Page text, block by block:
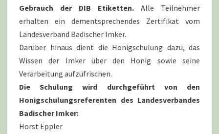
Gebrauch der DIB Etiketten. Alle Teilnehmer
erhalten ein dementsprechendes Zertifikat vom
Landesverband Badischer Imker.
Darüber hinaus dient die Honigschulung dazu, das
Wissen der Imker über den Honig sowie seine
Verarbeitung aufzufrischen.
Die Schulung wird durchgeführt von den
Honigschulungsreferenten des Landesverbandes
Badischer Imker:
Horst Eppler